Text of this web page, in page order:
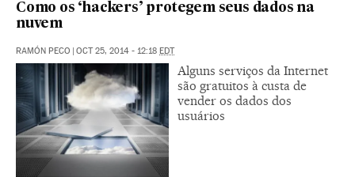
Como os ‘hackers’ protegem seus dados na
nuvem
RAMÓN PECO | OCT 25, 2014 - 12:18 EDT
Alguns serviços da Internet
são gratuitos à custa de
vender os dados dos
usuários